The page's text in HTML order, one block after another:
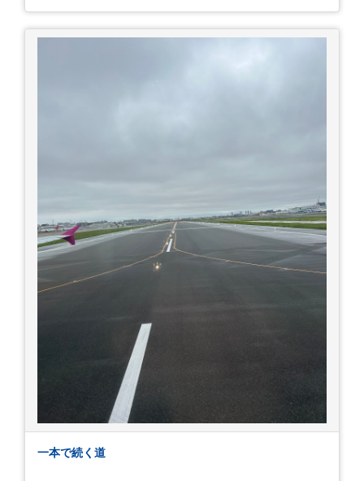
一本で続く道